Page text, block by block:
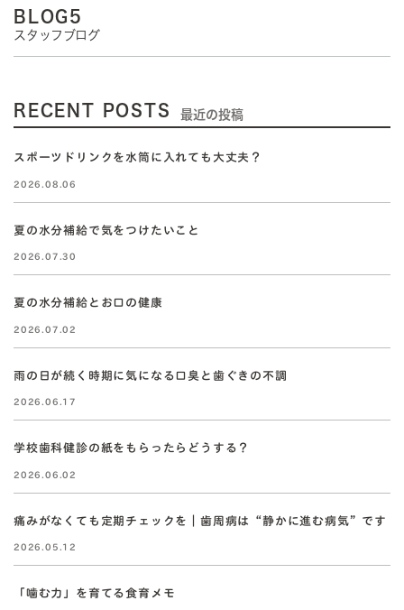
BLOG5
スタッフブログ
RECENT POSTS 最近の投稿
スポーツドリンクを水筒に入れても大丈夫？
2026.08.06
夏の水分補給で気をつけたいこと
2026.07.30
夏の水分補給とお口の健康
2026.07.02
雨の日が続く時期に気になる口臭と歯ぐきの不調
2026.06.17
学校歯科健診の紙をもらったらどうする？
2026.06.02
痛みがなくても定期チェックを｜歯周病は“静かに進む病気”です
2026.05.12
「噛む力」を育てる食育メモ